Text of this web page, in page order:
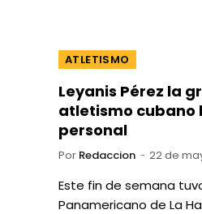
ATLETISMO
Leyanis Pérez la
atletismo cubano
personal
Por Redaccion 22 de
Este fin de semana
Panamericano de La